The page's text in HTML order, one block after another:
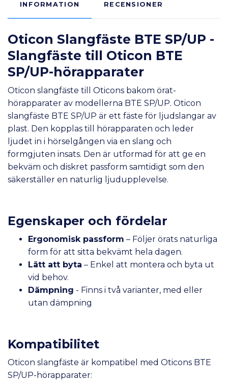
INFORMATION RECENSIONER
Oticon Slangfäste BTE SP/UP -
Slangfäste till Oticon BTE
SP/UP-hörapparater
Oticon slangfäste till Oticons bakom örat-
hörapparater av modellerna BTE SP/UP. Oticon
slangfäste BTE SP/UP är ett fäste för ljudslangar av
plast. Den kopplas till hörapparaten och leder
ljudet in i hörselgången via en slang och
formgjuten insats. Den är utformad för att ge en
bekväm och diskret passform samtidigt som den
säkerställer en naturlig ljudupplevelse.
Egenskaper och fördelar
Ergonomisk passform – Följer örats naturliga
form för att sitta bekvämt hela dagen.
Lätt att byta – Enkel att montera och byta ut
vid behov.
Dämpning - Finns i två varianter, med eller
utan dämpning
Kompatibilitet
Oticon slangfäste är kompatibel med Oticons BTE
SP/UP-hörapparater: